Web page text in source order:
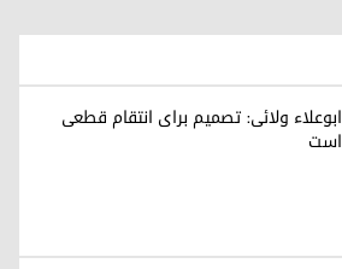
ابوعلاء ولائی: تصمیم برای انتقام قطعی
است